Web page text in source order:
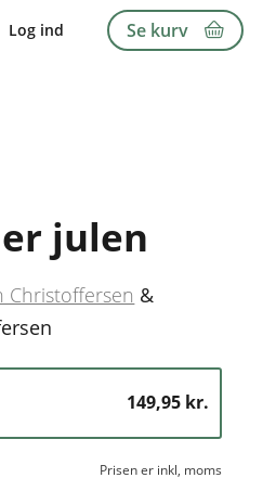
Log ind Se kurv
julen
Christoffersen &
149,95 kr.
Prisen er inkl, moms